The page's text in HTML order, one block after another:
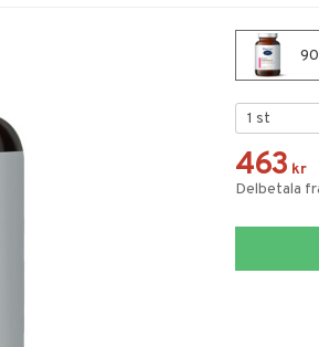
463 kr
Delbetala